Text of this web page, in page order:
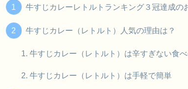
牛すじカレーレトルトランキング３冠達成の
牛すじカレー（レトルト）人気の理由は？
牛すじカレー（レトルト）は辛すぎない食
牛すじカレー（レトルト）は手軽で簡単